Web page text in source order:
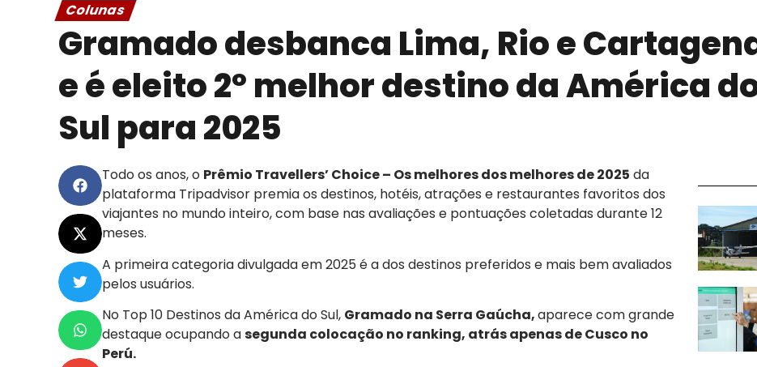
Colunas
Gramado desbanca Lima, Rio e
e é eleito 2º melhor destino da América
Sul para 2025
Todo os anos, o Prêmio Travellers’ Choice – Os melhores dos melhores de 2025 da
plataforma Tripadvisor premia os destinos, hotéis, atrações e restaurantes favoritos dos
viajantes no mundo inteiro, com base nas avaliações e pontuações coletadas durante 12
meses.
A primeira categoria divulgada em 2025 é a dos destinos preferidos e mais bem avaliados
pelos usuários.
No Top 10 Destinos da América do Sul, Gramado na Serra Gaúcha,aparece com grande
destaque ocupando asegunda colocação no ranking, atrás apenas de Cusco no
Perú.